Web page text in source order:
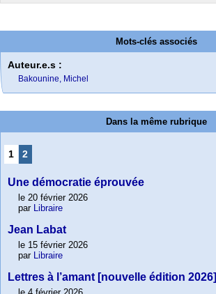
Mots-clés associés
Auteur.e.s :
Bakounine, Michel
Dans la même rubrique
1 2
Une démocratie éprouvée
le 20 février 2026
par Libraire
Jean Labat
le 15 février 2026
par Libraire
Lettres à l’amant [nouvelle édition 2026]